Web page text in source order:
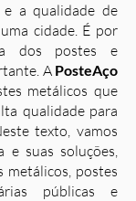
e a qualidade de
cidade. É por
dos postes e
A PosteAço
metálicos que
qualidade para
texto, vamos
e suas soluções,
metálicos, postes
públicas e